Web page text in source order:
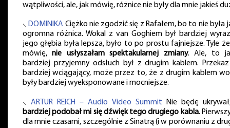
wątpliwości, ale, jak mówię, różnice nie były dla mnie jakieś
⸜DOMINIKA Ciężko nie zgodzić się z Rafałem, bo to nie była
ogromna różnica. Wokal z van Goghiem był bardziej
jego głębia była lepsza, było to po prostu fajniejsze. Tyle
mówię,nie usłyszałam spektakularnej zmiany. Ale, to
bardziej przyjemny odsłuch był z drugim kablem. Przekaz
bardziej wciągający, może przez to, że z drugim kablem
były bardziej wyeksponowane i mocniejsze.
⸜ARTUR REICH – Audio Video Summit Nie będę
bardziej podobał mi się dźwięk tego drugiego kabla.
dla mnie czasami, szczególnie z Sinatrą (i w porównaniu z